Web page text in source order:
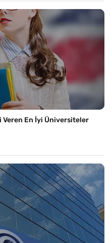
En İyi Üniversiteler